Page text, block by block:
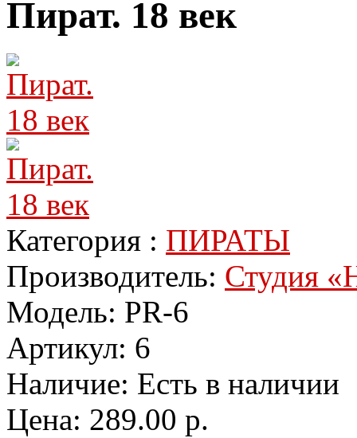
Пират. 18 век
Категория : ПИРАТЫ
Производитель: Студия
Модель: PR-6
Артикул: 6
Наличие: Есть в наличии
Цена: 289.00 р.